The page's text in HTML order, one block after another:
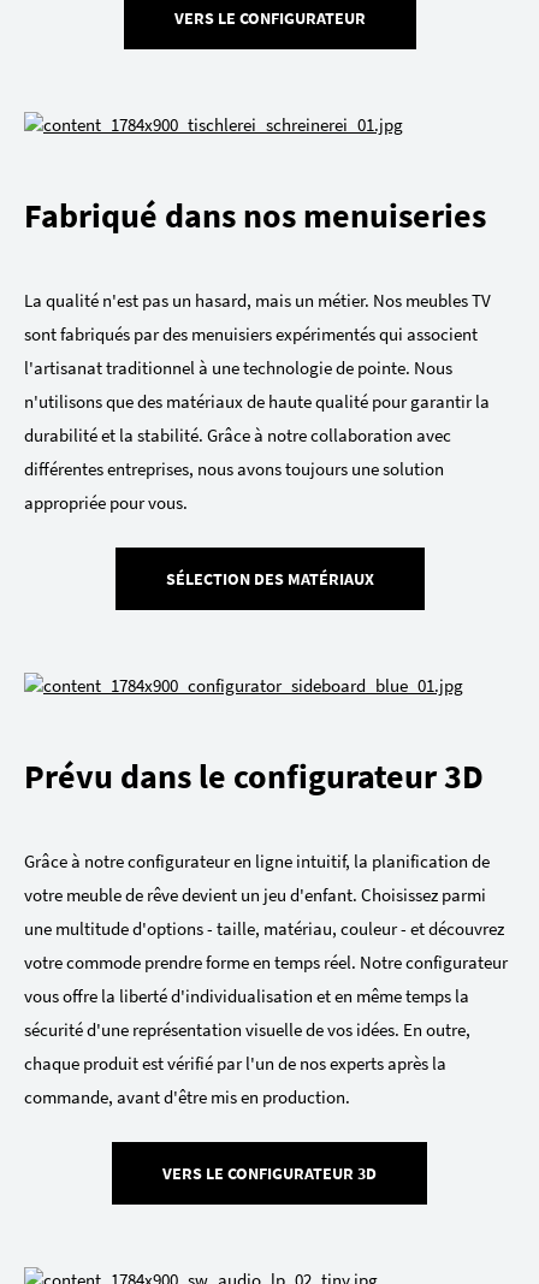
VERS LE CONFIGURATEUR
Fabriqué dans nos menuiseries
La qualité n'est pas un hasard, mais un métier. Nos meubles TV
sont fabriqués par des menuisiers expérimentés qui associent
l'artisanat traditionnel à une technologie de pointe. Nous
n'utilisons que des matériaux de haute qualité pour garantir la
durabilité et la stabilité. Grâce à notre collaboration avec
différentes entreprises, nous avons toujours une solution
appropriée pour vous.
SÉLECTION DES MATÉRIAUX
Prévu dans le configurateur 3D
Grâce à notre configurateur en ligne intuitif, la planification de
votre meuble de rêve devient un jeu d'enfant. Choisissez parmi
une multitude d'options - taille, matériau, couleur - et découvrez
votre commode prendre forme en temps réel. Notre configurateur
vous offre la liberté d'individualisation et en même temps la
sécurité d'une représentation visuelle de vos idées. En outre,
chaque produit est vérifié par l'un de nos experts après la
commande, avant d'être mis en production.
VERS LE CONFIGURATEUR 3D